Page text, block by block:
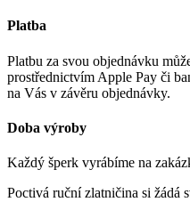
Platba
Platbu za svou objednávku
prostřednictvím Apple Pay či
na Vás v závěru objednávky.
Doba výroby
Každý šperk vyrábíme na
Poctivá ruční zlatničina si žádá